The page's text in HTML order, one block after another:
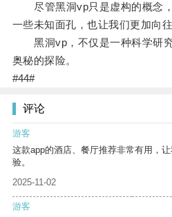
尽管黑洞vp只是虚构的概念，
一些未知面孔，也让我们更加向
黑洞vp，不仅是一种科学研究
奥秘的探险。
#44#
评论
游客
这款app的酒店、餐厅推荐非常有用，
验。
2025-11-02
游客